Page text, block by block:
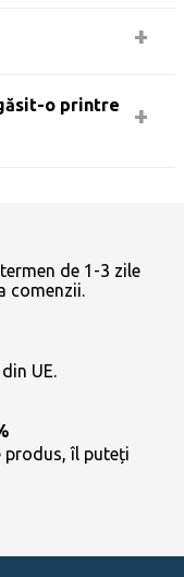
o printre
de 1-3 zile
comenzii.
UE.
produs, îl puteți